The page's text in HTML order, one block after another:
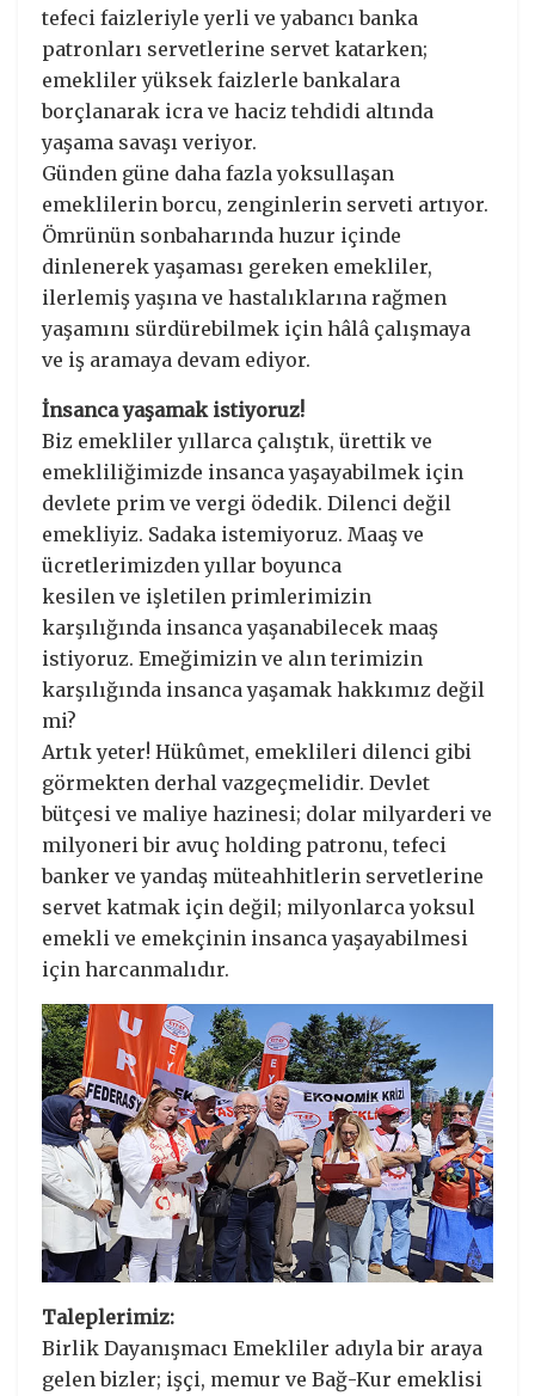
tefeci faizleriyle yerli ve yabancı banka
patronları servetlerine servet katarken;
emekliler yüksek faizlerle bankalara
borçlanarak icra ve haciz tehdidi altında
yaşama savaşı veriyor.
Günden güne daha fazla yoksullaşan
emeklilerin borcu, zenginlerin serveti artıyor.
Ömrünün sonbaharında huzur içinde
dinlenerek yaşaması gereken emekliler,
ilerlemiş yaşına ve hastalıklarına rağmen
yaşamını sürdürebilmek için hâlâ çalışmaya
ve iş aramaya devam ediyor.
İnsanca yaşamak istiyoruz!
Biz emekliler yıllarca çalıştık, ürettik ve
emekliliğimizde insanca yaşayabilmek için
devlete prim ve vergi ödedik. Dilenci değil
emekliyiz. Sadaka istemiyoruz. Maaş ve
ücretlerimizden yıllar boyunca
kesilen ve işletilen primlerimizin
karşılığında insanca yaşanabilecek maaş
istiyoruz. Emeğimizin ve alın terimizin
karşılığında insanca yaşamak hakkımız değil
mi?
Artık yeter! Hükûmet, emeklileri dilenci gibi
görmekten derhal vazgeçmelidir. Devlet
bütçesi ve maliye hazinesi; dolar milyarderi ve
milyoneri bir avuç holding patronu, tefeci
banker ve yandaş müteahhitlerin servetlerine
servet katmak için değil; milyonlarca yoksul
emekli ve emekçinin insanca yaşayabilmesi
için harcanmalıdır.
Taleplerimiz:
Birlik Dayanışmacı Emekliler adıyla bir araya
gelen bizler; işçi, memur ve Bağ-Kur emeklisi